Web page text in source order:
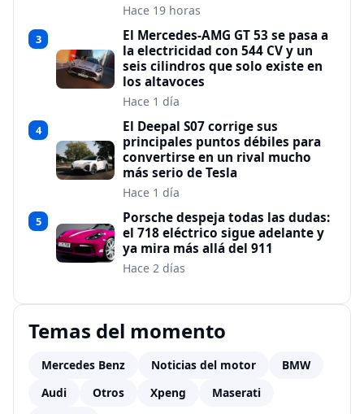
Hace 19 horas
3
El Mercedes-AMG GT 53 se pasa a
la electricidad con 544 CV y un
seis cilindros que solo existe en
los altavoces
Hace 1 día
4
El Deepal S07 corrige sus
principales puntos débiles para
convertirse en un rival mucho
más serio de Tesla
Hace 1 día
5
Porsche despeja todas las dudas:
el 718 eléctrico sigue adelante y
ya mira más allá del 911
Hace 2 días
Temas del momento
Mercedes Benz Noticias del motor
BMW
Audi
Otros Xpeng
Maserati